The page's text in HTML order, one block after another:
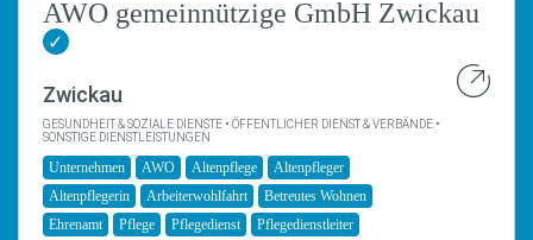
AWO gemeinnützige GmbH Zwickau
✓
Zwickau
GESUNDHEIT & SOZIALE DIENSTE • ÖFFENTLICHER DIENST & VERBÄNDE •
SONSTIGE DIENSTLEISTUNGEN
Unternehmen AWO Altenpflege
Altenpfleger
Altenpflegerin
Arbeiterwohlfahrt
Betreutes Wohnen
Ehrenamt
Pflege Pflegedienst
Pflegedienstleiter